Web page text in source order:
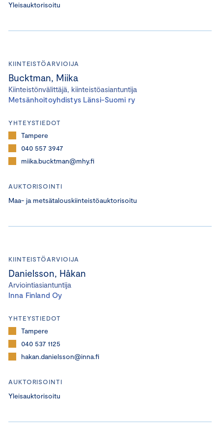
Yleisauktorisoitu
KIINTEISTÖARVIOIJA
Bucktman, Miika
Kiinteistönvälittäjä, kiinteistöasiantuntija
Metsänhoitoyhdistys Länsi-Suomi ry
YHTEYSTIEDOT
Tampere
040 557 3947
miika.bucktman@mhy.fi
AUKTORISOINTI
Maa- ja metsätalouskiinteistöauktorisoitu
KIINTEISTÖARVIOIJA
Danielsson, Håkan
Arviointiasiantuntija
Inna Finland Oy
YHTEYSTIEDOT
Tampere
040 537 1125
hakan.danielsson@inna.fi
AUKTORISOINTI
Yleisauktorisoitu